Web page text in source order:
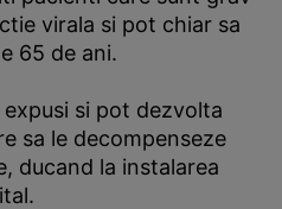
virala si pot chiar sa
65 de ani.
si pot dezvolta
sa le decompenseze
ducand la instalarea